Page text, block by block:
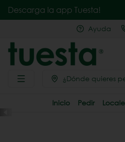
Descarga la app Tuesta!
Ayuda
¿Dónde quieres
Inicio Pedir